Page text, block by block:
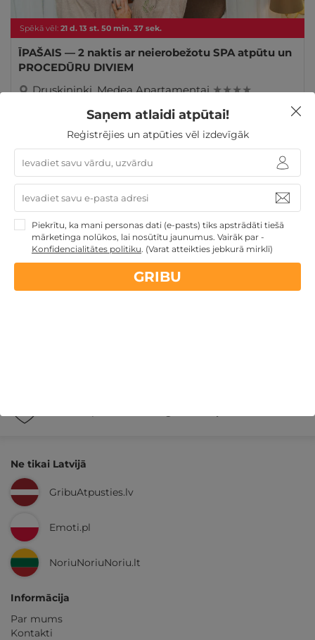
Spēkā vēl: 21 d. 13 st. 50 min. 37 sek.
ĪPAŠAIS — 2 naktis ar neierobežotu SPA atpūtu un
PROCEDŪRU DIVIEM
Druskininki,Medea Apartamentai ★ ★ ★ ★
198€
Par 2 naktīm
275€
Derīgs arī VASARĀ Dāvanas ar SPA
Romantiska
atpūta pārim
Atpūta diviem
apkalpošanas un administrācijas
Ne tikai Latvijā
GribuAtpusties.lv
Emoti.pl
NoriuNoriuNoriu.lt
Informācija
Par mums
Kontakti
Saņem atlaidi atpūtai!
Reģistrējies un atpūties vēl izdevīgāk
Piekrītu, ka mani personas dati (e-pasts) tiks apstrādāti tiešā
mārketinga nolūkos, lai nosūtītu jaunumus. Vairāk par -
Konfidencialitātes politiku. (Varat atteikties jebkurā mirklī)
GRIBU